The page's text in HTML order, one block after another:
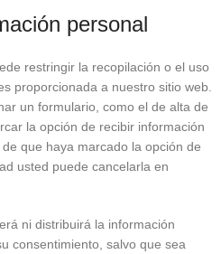
personal
restringir la recopilación o el uso
proporcionada a nuestro sitio web.
un formulario, como el de alta de
la opción de recibir información
que haya marcado la opción de
usted puede cancelarla en
ni distribuirá la información
consentimiento, salvo que sea